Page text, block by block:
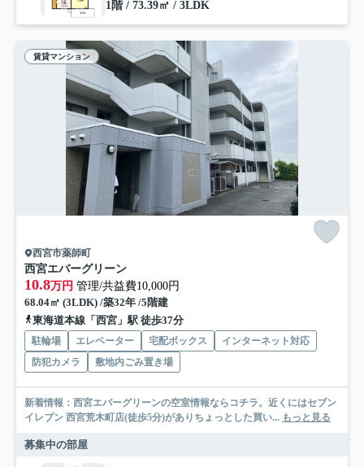
1階 / 73.39㎡ / 3LDK
賃貸マンション
西宮市薬師町
西宮エバーグリーン
10.8万円 管理/共益費10,000円
68.04㎡ (3LDK) /築32年 /5階建
東海道本線「西宮」駅 徒歩37分
駐輪場 エレベーター 宅配ボックス
インターネット対応
防犯カメラ
敷地内ごみ置き場
新着情報：西宮エバーグリーンの空室情報ならコチラ。近くにはセブン
イレブン 西宮荒木町店(徒歩5分)がありちょっとした買い... もっと見る
募集中の部屋